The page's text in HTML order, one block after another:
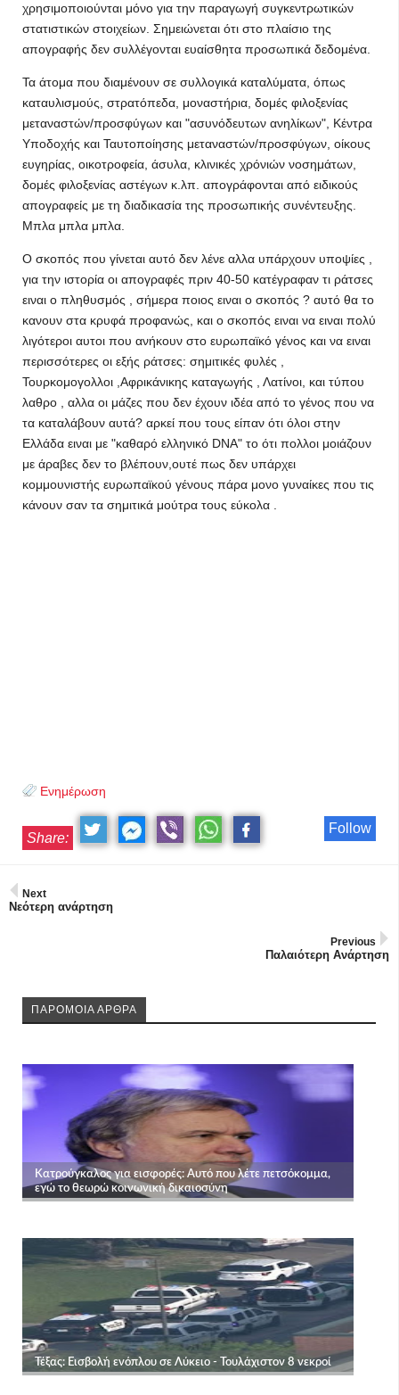
χρησιμοποιούνται μόνο για την παραγωγή συγκεντρωτικών
στατιστικών στοιχείων. Σημειώνεται ότι στο πλαίσιο της
απογραφής δεν συλλέγονται ευαίσθητα προσωπικά δεδομένα.
Τα άτομα που διαμένουν σε συλλογικά καταλύματα, όπως
καταυλισμούς, στρατόπεδα, μοναστήρια, δομές φιλοξενίας
μεταναστών/προσφύγων και "ασυνόδευτων ανηλίκων", Κέντρα
Υποδοχής και Ταυτοποίησης μεταναστών/προσφύγων, οίκους
ευγηρίας, οικοτροφεία, άσυλα, κλινικές χρόνιών νοσημάτων,
δομές φιλοξενίας αστέγων κ.λπ. απογράφονται από ειδικούς
απογραφείς με τη διαδικασία της προσωπικής συνέντευξης.
Μπλα μπλα μπλα.
Ο σκοπός που γίνεται αυτό δεν λένε αλλα υπάρχουν υποψίες ,
για την ιστορία οι απογραφές πριν 40-50 κατέγραφαν τι ράτσες
ειναι ο πληθυσμός , σήμερα ποιος ειναι ο σκοπός ? αυτό θα το
κανουν στα κρυφά προφανώς, και ο σκοπός ειναι να ειναι πολύ
λιγότεροι αυτοι που ανήκουν στο ευρωπαϊκό γένος και να ειναι
περισσότερες οι εξής ράτσες: σημιτικές φυλές ,
Τουρκομογολλοι ,Αφρικάνικης καταγωγής , Λατίνοι, και τύπου
λαθρο , αλλα οι μάζες που δεν έχουν ιδέα από το γένος που να
τα καταλάβουν αυτά? αρκεί που τους είπαν ότι όλοι στην
Ελλάδα ειναι με "καθαρό ελληνικό DNA" το ότι πολλοι μοιάζουν
με άραβες δεν το βλέπουν,ουτέ πως δεν υπάρχει
κομμουνιστής ευρωπαϊκού γένους πάρα μονο γυναίκες που τις
κάνουν σαν τα σημιτικά μούτρα τους εύκολα .
Ενημέρωση
Follow
Share:
Next
Νεότερη ανάρτηση
Previous
Παλαιότερη Ανάρτηση
ΠΑΡΟΜΟΙΑ ΑΡΘΡΑ